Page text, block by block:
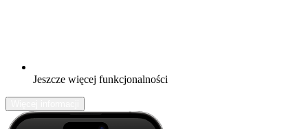
Jeszcze więcej funkcjonalności